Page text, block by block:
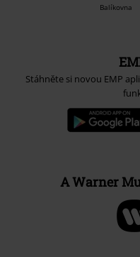
Balíkovna
Stáhněte si novou EMP
A Warner